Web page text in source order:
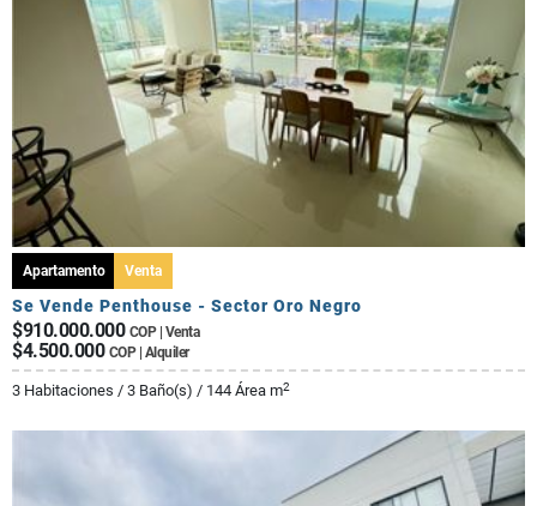
Apartamento Venta
Se Vende Penthouse - Sector Oro Negro
$910.000.000 COP | Venta
$4.500.000 COP | Alquiler
3 Habitaciones / 3 Baño(s) / 144 Área m2